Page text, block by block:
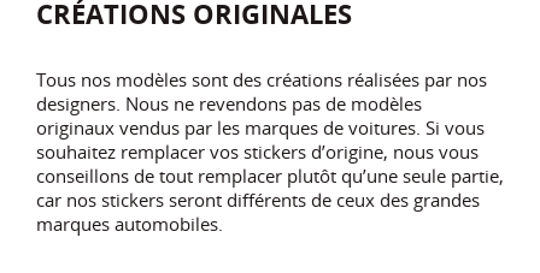
CRÉATIONS ORIGINALES
Tous nos modèles sont des créations réalisées par nos
designers. Nous ne revendons pas de modèles
originaux vendus par les marques de voitures. Si vous
souhaitez remplacer vos stickers d’origine, nous vous
conseillons de tout remplacer plutôt qu’une seule partie,
car nos stickers seront différents de ceux des grandes
marques automobiles.